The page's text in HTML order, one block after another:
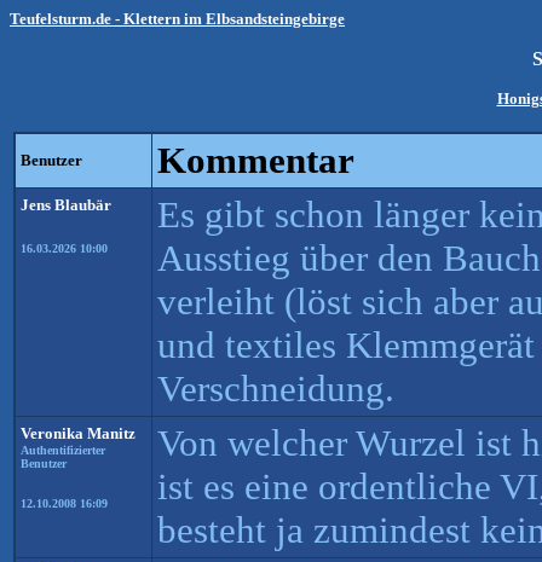
Teufelsturm.de - Klettern im Elbsandsteingebirge
Benutzer Kommentar
Jens Blaubär
16.03.2026 10:00
Es gibt schon länger
Ausstieg über den
verleiht (löst sich aber
und textiles
Verschneidung.
Veronika Manitz
Authentifizierter
Benutzer
12.10.2008 16:09
Von welcher Wurzel ist
ist es eine ordentliche
besteht ja zumindest